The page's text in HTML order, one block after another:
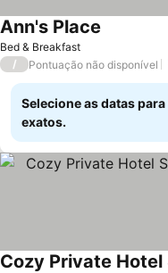
Bed & Breakfast
Ann's Place
/ Pontuação não disponível
Selecione as datas
exatos.